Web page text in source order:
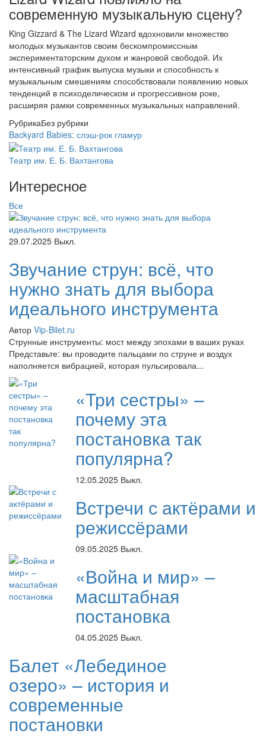
современную музыкальную сцену?
King Gizzard & The Lizard Wizard вдохновили множество
молодых музыкантов своим бескомпромиссным
экспериментаторским духом и жанровой свободой. Их
интенсивный график выпуска музыки и способность к
музыкальным смешениям способствовали появлению новых
тенденций в психоделическом и прогрессивном роке,
расширяя рамки современных музыкальных направлений.
РубрикаБез рубрики
Backyard Babies: слэш-рок гламур
Театр им. Е. Б. Вахтангова
Интересное
Все
29.07.2025 Выкл.
Звучание струн: всё, что
нужно знать для выбора
идеального инструмента
Автор Vip-Bilet.ru
Струнные инструменты: мост между эпохами в ваших руках
Представьте: вы проводите пальцами по струне и воздух
наполняется вибрацией, которая пульсировала...
«Три сестры» –
почему эта
постановка так
популярна?
12.05.2025 Выкл.
Встречи с актёрами и
режиссёрами
09.05.2025 Выкл.
«Война и мир» –
масштабная
постановка
04.05.2025 Выкл.
Балет «Лебединое
озеро» – история и
современные
постановки